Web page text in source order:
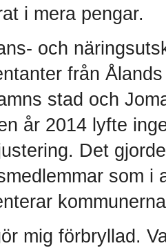
i mera pengar.
och
från
stad och
år 2014 lyfte
Det
som i
mig förbryllad.